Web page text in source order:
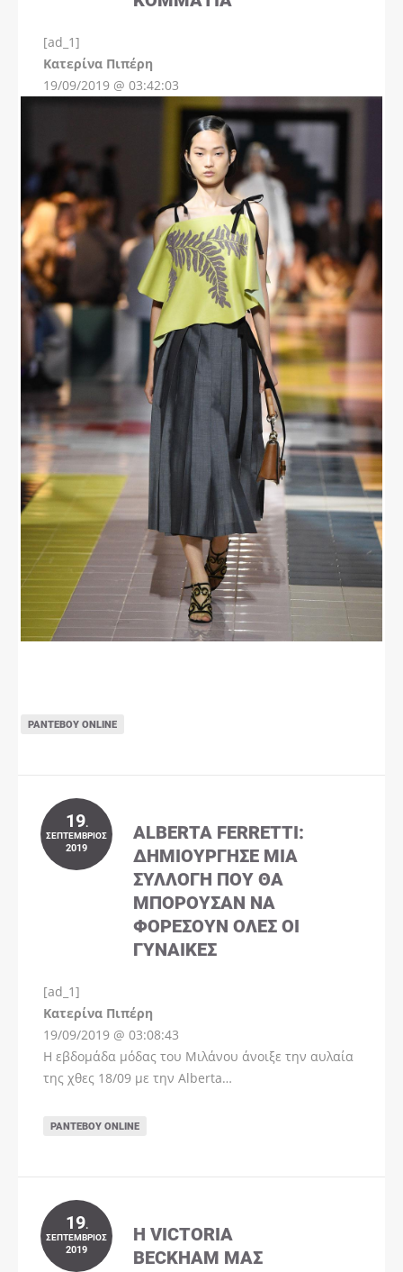
[ad_1]
Kατερίνα Πιπέρη
19/09/2019 @ 03:42:03
ΡΑΝΤΕΒΟΎ ONLINE
19.
ΣΕΠΤΈΜΒΡΙΟΣ
2019
ALBERTA FERRETTI:
ΔΗΜΙΟΎΡΓΗΣΕ ΜΊΑ
ΣΥΛΛΟΓΉ ΠΟΥ ΘΑ
ΜΠΟΡΟΎΣΑΝ ΝΑ
ΦΟΡΈΣΟΥΝ ΌΛΕΣ ΟΙ
ΓΥΝΑΊΚΕΣ
[ad_1]
Kατερίνα Πιπέρη
19/09/2019 @ 03:08:43
Η εβδομάδα μόδας του Μιλάνου άνοιξε την αυλαία
της χθες 18/09 με την Alberta…
ΡΑΝΤΕΒΟΎ ONLINE
19.
ΣΕΠΤΈΜΒΡΙΟΣ
2019
Η VICTORIA
BECKHAM ΜΑΣ